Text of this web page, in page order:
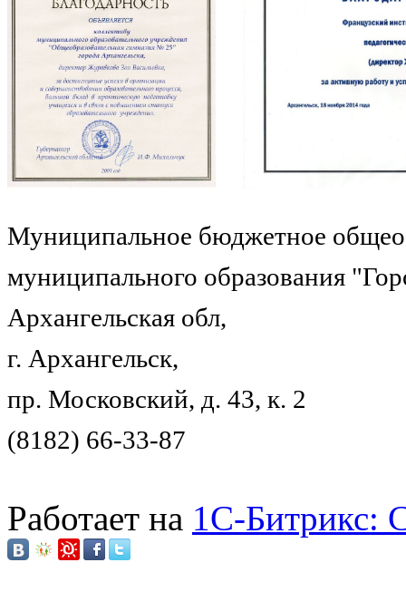
Муниципальное бюджетное
муниципального образования
Архангельская обл,
г. Архангельск,
пр. Московский, д. 43, к. 2
(8182) 66-33-87
Работает на 1C-Битрикс: